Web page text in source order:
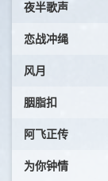
夜半歌声
恋战冲绳
风月
胭脂扣
阿飞正传
为你钟情